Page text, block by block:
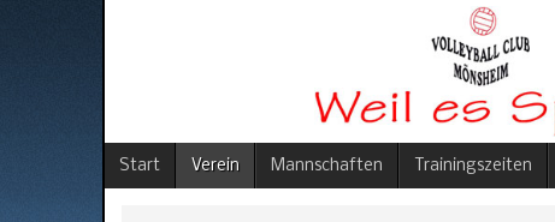
Start Verein Mannschaften Trainingszeiten